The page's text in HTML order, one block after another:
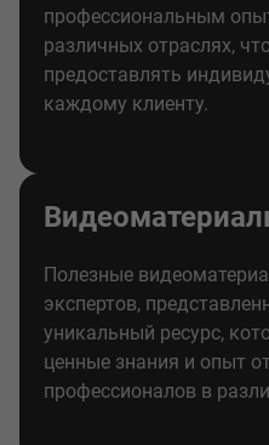
профессиональным
различных отраслях,
предоставлять
каждому клиенту.
Полезные
экспертов,
уникальный ресурс,
ценные знания и опыт
профессионалов в